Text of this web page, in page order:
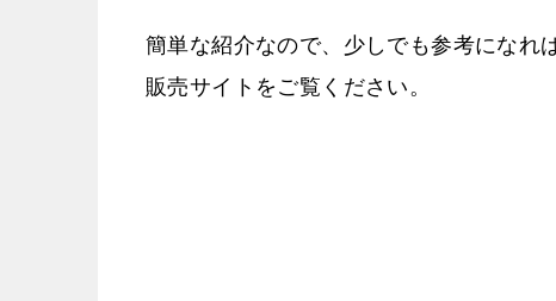
簡単な紹介なので、少しでも参考になれ
販売サイトをご覧ください。